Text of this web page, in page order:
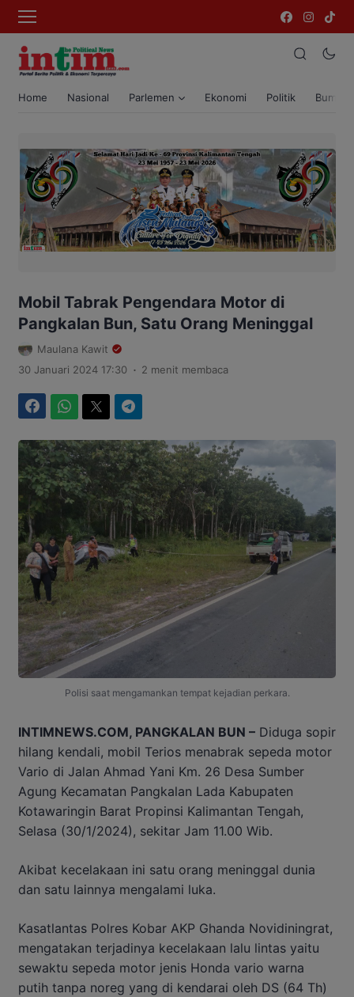
Home Nasional Parlemen Ekonomi Politik Bumi
Mobil Tabrak Pengendara Motor di
Pangkalan Bun, Satu Orang Meninggal
Maulana Kawit
30 Januari 2024 17:30 . 2 menit membaca
Polisi saat mengamankan tempat kejadian perkara.
INTIMNEWS.COM, PANGKALAN BUN – Diduga sopir
hilang kendali, mobil Terios menabrak sepeda motor
Vario di Jalan Ahmad Yani Km. 26 Desa Sumber
Agung Kecamatan Pangkalan Lada Kabupaten
Kotawaringin Barat Propinsi Kalimantan Tengah,
Selasa (30/1/2024), sekitar Jam 11.00 Wib.
Akibat kecelakaan ini satu orang meninggal dunia
dan satu lainnya mengalami luka.
Kasatlantas Polres Kobar AKP Ghanda Novidiningrat,
mengatakan terjadinya kecelakaan lalu lintas yaitu
sewaktu sepeda motor jenis Honda vario warna
putih tanpa noreg yang di kendarai oleh DS (64 Th)